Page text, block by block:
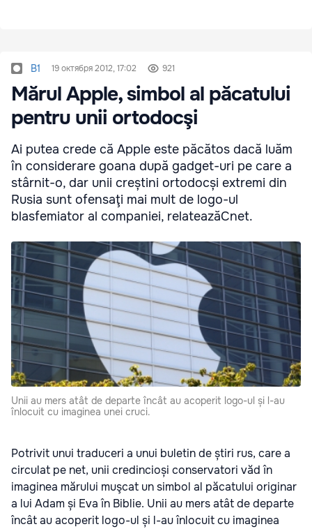
B1 19 октября 2012, 17:02 921
Mărul Apple, simbol al păcatului
pentru unii ortodocşi
Ai putea crede că Apple este păcătos dacă luăm
în considerare goana după gadget-uri pe care a
stârnit-o, dar unii creștini ortodocși extremi din
Rusia sunt ofensaţi mai mult de logo-ul
blasfemiator al companiei, relateazăCnet.
Unii au mers atât de departe încât au acoperit logo-ul și l-au
înlocuit cu imaginea unei cruci.
Potrivit unui traduceri a unui buletin de știri rus, care a
circulat pe net, unii credincioși conservatori văd în
imaginea mărului muşcat un simbol al păcatului originar
a lui Adam și Eva în Biblie. Unii au mers atât de departe
încât au acoperit logo-ul și l-au înlocuit cu imaginea